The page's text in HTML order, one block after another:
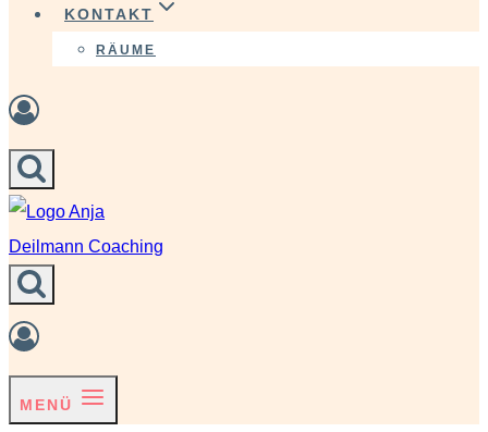
KONTAKT
RÄUME
MENÜ